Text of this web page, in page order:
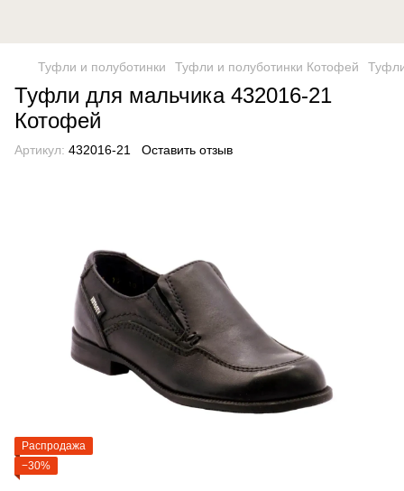
Туфли и полуботинки Туфли и полуботинки Котофей
Туфли для мальчика 432016-21
Котофей
Артикул: 432016-21 Оставить отзыв
Распродажа
−30%